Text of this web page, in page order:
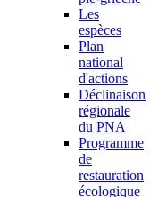
Les
espèces
Plan
national
d'actions
Déclinaison
régionale
du PNA
Programme
de
restauration
écologique